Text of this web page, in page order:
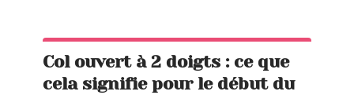
Col ouvert à 2 doigts : ce que
cela signifie pour le début du